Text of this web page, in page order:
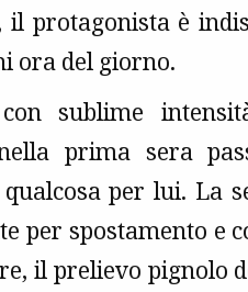
protagonista è
ora del giorno.
sublime
prima sera
per lui. La
per spostamento e
il prelievo pignolo